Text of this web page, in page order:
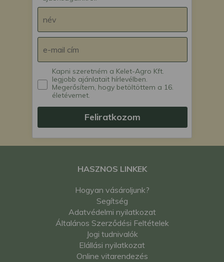
Kapni szeretném a Kelet-Agro Kft.
legjobb ajánlatait hírlevélben.
Megerősítem, hogy betöltöttem a 16.
életévemet.
Feliratkozom
HASZNOS LINKEK
Hogyan vásároljunk?
Segítség
Adatvédelmi nyilatkozat
Általános Szerződési Feltételek
Jogi tudnivalók
Elállási nyilatkozat
Online vitarendezés